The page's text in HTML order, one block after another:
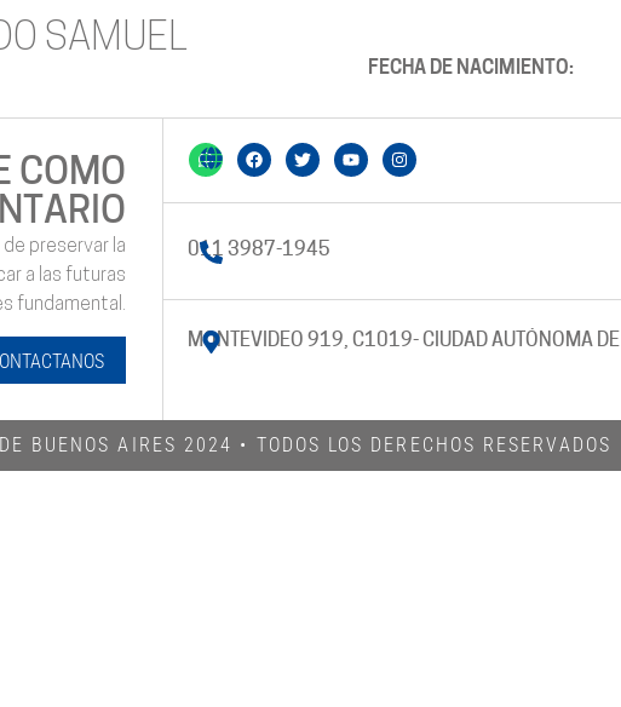
SAMUEL
FECHA DE NACIMIENTO:
COMO
preservar la
a las futuras
fundamental.
011 3987-1945
MONTEVIDEO 919, C1019- CIUDAD AUTÓNOMA
BUENOS AIRES 2024​ • TODOS LOS DERECHOS RESERVADOS